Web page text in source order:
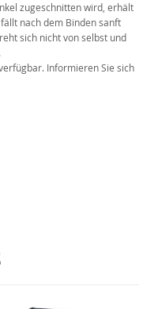
zugeschnitten wird, erhält
nach dem Binden sanft
sich nicht von selbst und
Informieren Sie sich